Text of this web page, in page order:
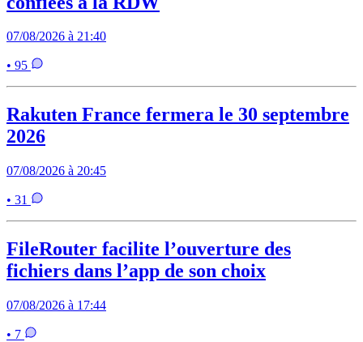
07/08/2026 à 21:40
• 95
Rakuten France fermera le 30 septembre
2026
07/08/2026 à 20:45
• 31
FileRouter facilite l’ouverture des
fichiers dans l’app de son choix
07/08/2026 à 17:44
• 7